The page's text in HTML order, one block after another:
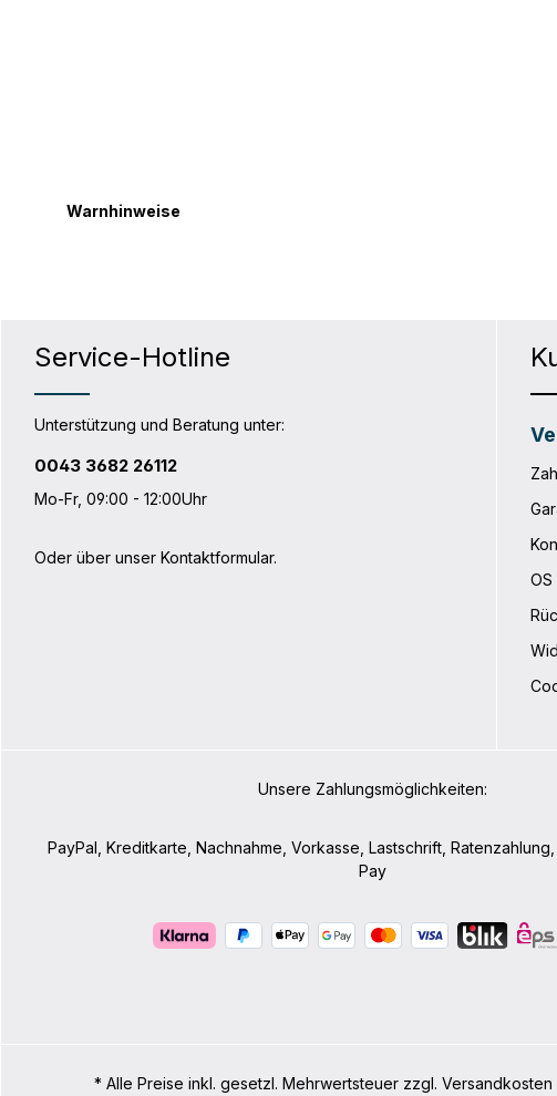
Warnhinweise
Service-Hotline
Unterstützung und Beratung unter:
0043 3682 26112
Mo-Fr, 09:00 - 12:00Uhr
Oder über unser Kontaktformular.
OS
Unsere Zahlungsmöglichkeiten:
PayPal, Kreditkarte, Nachnahme, Vorkasse, Lastschrift,
Pay
* Alle Preise inkl. gesetzl. Mehrwertsteuer zzgl.